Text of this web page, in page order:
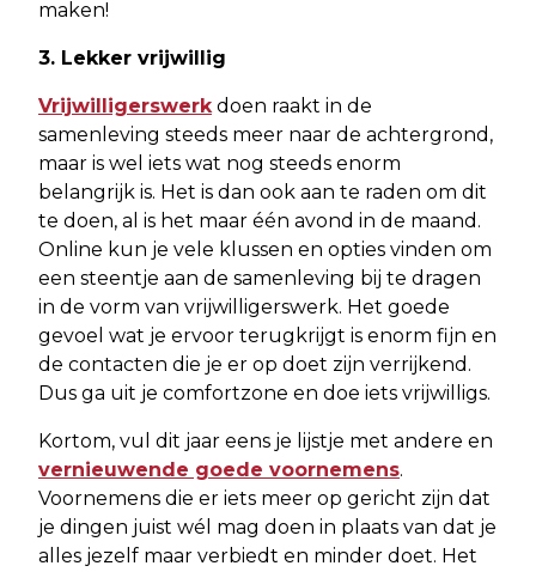
maken!
3. Lekker vrijwillig
Vrijwilligerswerkdoen raakt in de
samenleving steeds meer naar de achtergrond,
maar is wel iets wat nog steeds enorm
belangrijk is. Het is dan ook aan te raden om dit
te doen, al is het maar één avond in de maand.
Online kun je vele klussen en opties vinden om
een steentje aan de samenleving bij te dragen
in de vorm van vrijwilligerswerk. Het goede
gevoel wat je ervoor terugkrijgt is enorm fijn en
de contacten die je er op doet zijn verrijkend.
Dus ga uit je comfortzone en doe iets vrijwilligs.
Kortom, vul dit jaar eens je lijstje met andere en
vernieuwende goede voornemens.
Voornemens die er iets meer op gericht zijn dat
je dingen juist wél mag doen in plaats van dat je
alles jezelf maar verbiedt en minder doet. Het